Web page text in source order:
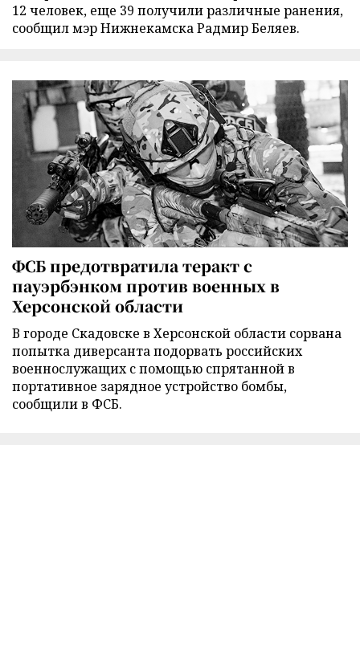
12 человек, еще 39 получили различные ранения,
сообщил мэр Нижнекамска Радмир Беляев.
ФСБ предотвратила теракт с
пауэрбэнком против военных в
Херсонской области
В городе Скадовске в Херсонской области сорвана
попытка диверсанта подорвать российских
военнослужащих с помощью спрятанной в
портативное зарядное устройство бомбы,
сообщили в ФСБ.